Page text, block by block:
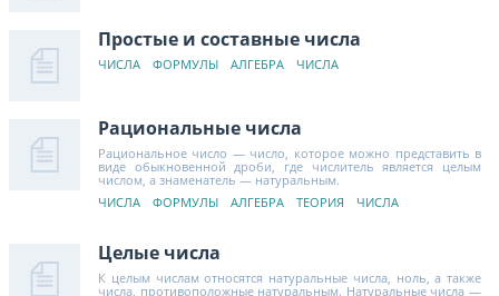
Простые и составные числа
ЧИСЛА ФОРМУЛЫ АЛГЕБРА ЧИСЛА
Рациональные числа
Рациональное число — число, которое можно представить в
виде обыкновенной дроби, где числитель является целым
числом, а знаменатель — натуральным.
ЧИСЛА
ФОРМУЛЫ АЛГЕБРА ТЕОРИЯ ЧИСЛА
Целые числа
К целым числам относятся натуральные числа, ноль, а также
числа, противоположные натуральным. Натуральные числа —